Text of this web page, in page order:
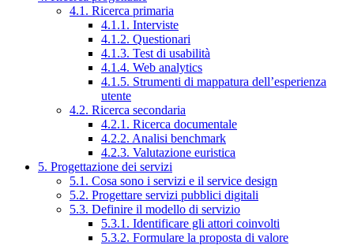
4.1. Ricerca primaria
4.1.1. Interviste
4.1.2. Questionari
4.1.3. Test di usabilità
4.1.4. Web analytics
4.1.5. Strumenti di mappatura dell’esperienza
utente
4.2. Ricerca secondaria
4.2.1. Ricerca documentale
4.2.2. Analisi benchmark
4.2.3. Valutazione euristica
5. Progettazione dei servizi
5.1. Cosa sono i servizi e il service design
5.2. Progettare servizi pubblici digitali
5.3. Definire il modello di servizio
5.3.1. Identificare gli attori coinvolti
5.3.2. Formulare la proposta di valore